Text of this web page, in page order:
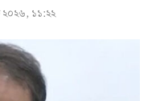
১১:২২